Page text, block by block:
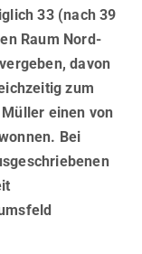
AND
Interaction
Trustworthy
Science
Information Science
Intelligent
33 (nach 39
Raum Nord-
davon
zum
einen von
Bei